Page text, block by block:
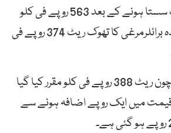
برائلر مرغی کا گوشت سستا ہونے کے بعد 563 روپے فی کلو
فروخت ہو رہا ہے، زندہ برائلرمرغی کا تھوک ریٹ 374 روپے فی
زندہ برائلر مرغی کا پرچون ریٹ 388 روپے فی کلو مقرر کیا گیا
میں ایک روپے اضافہ ہونے سے